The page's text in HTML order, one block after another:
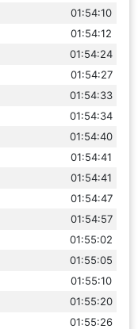
01:54:10
01:54:12
01:54:24
01:54:27
01:54:33
01:54:34
01:54:40
01:54:41
01:54:41
01:54:47
01:54:57
01:55:02
01:55:05
01:55:10
01:55:20
01:55:26